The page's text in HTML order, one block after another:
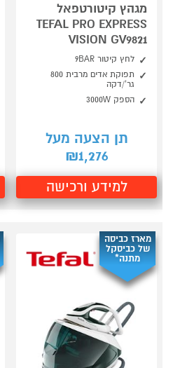
מגהץ קיטורטפאל
TEFAL PRO EXPRESS
VISION GV9821
לחץ קיטור 9BAR
תפוקת אדים מרבית 800
גר'/דקה
הספק 3000W
תן הצעה מעל
₪1,276
למידע ורכישה
מארז כביסה
של כביסקל
מתנה*